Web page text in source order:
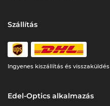
Szállítás
Ingyenes kiszállítás és visszaküldés
Edel-Optics alkalmazás